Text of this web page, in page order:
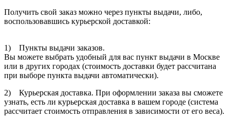
Получить свой заказ можно через пункты выдачи, либо,
воспользовавшись курьерской доставкой:
1) Пункты выдачи заказов.
Вы можете выбрать удобный для вас пункт выдачи в Москве
или в других городах (стоимость доставки будет рассчитана
при выборе пункта выдачи автоматически).
2) Курьерская доставка. При оформлении заказа вы сможете
узнать, есть ли курьерская доставка в вашем городе (система
рассчитает стоимость отправления в зависимости от его веса).